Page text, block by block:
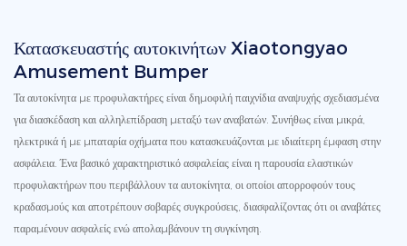
Κατασκευαστής αυτοκινήτων Xiaotongyao
Amusement Bumper
Τα αυτοκίνητα με προφυλακτήρες είναι δημοφιλή παιχνίδια αναψυχής σχεδιασμένα
για διασκέδαση και αλληλεπίδραση μεταξύ των αναβατών. Συνήθως είναι μικρά,
ηλεκτρικά ή με μπαταρία οχήματα που κατασκευάζονται με ιδιαίτερη έμφαση στην
ασφάλεια. Ένα βασικό χαρακτηριστικό ασφαλείας είναι η παρουσία ελαστικών
προφυλακτήρων που περιβάλλουν τα αυτοκίνητα, οι οποίοι απορροφούν τους
κραδασμούς και αποτρέπουν σοβαρές συγκρούσεις, διασφαλίζοντας ότι οι αναβάτες
παραμένουν ασφαλείς ενώ απολαμβάνουν τη συγκίνηση.